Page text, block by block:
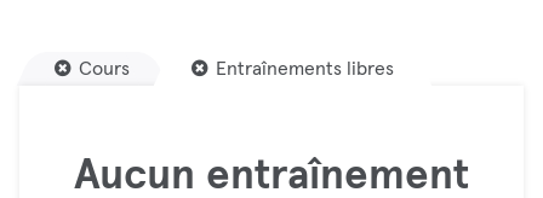
Cours Entraînements libres
Aucun entraînement